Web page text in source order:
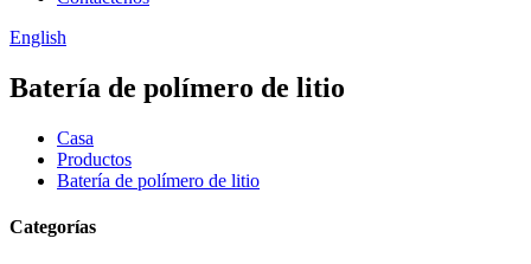
English
Batería de polímero de litio
Casa
Productos
Batería de polímero de litio
Categorías